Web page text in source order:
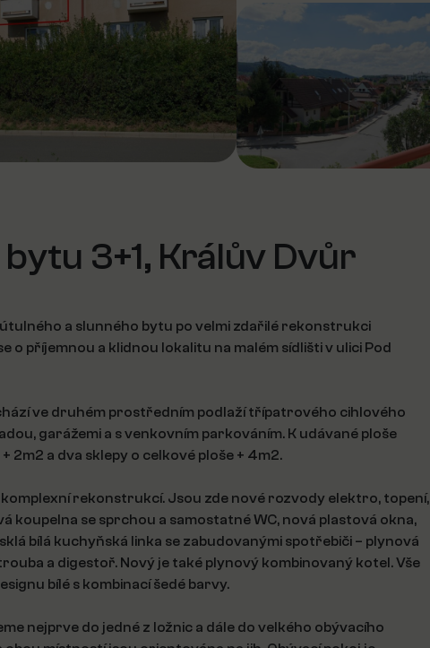
3+1, Králův Dvůr
a slunného bytu po velmi zdařilé rekonstrukci
o příjemnou a klidnou lokalitu na malém sídlišti v ulici Pod
ve druhém prostředním podlaží třípatrového cihlového
garážemi a s venkovním parkováním. K udávané ploše
2m2 a dva sklepy o celkové ploše + 4m2.
rekonstrukcí. Jsou zde nové rozvody elektro, topení,
koupelna se sprchou a samostatné WC, nová plastová okna,
bílá kuchyňská linka se zabudovanými spotřebiči – plynová
a digestoř. Nový je také plynový kombinovaný kotel. Vše
bílé s kombinací šedé barvy.
nejprve do jedné z ložnic a dále do velkého obývacího